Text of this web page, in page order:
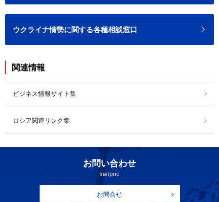
ウクライナ情勢に関する各種相談窓口
関連情報
ビジネス情報サイト集
ロシア関連リンク集
お問い合わせ
запрос
お問合せ